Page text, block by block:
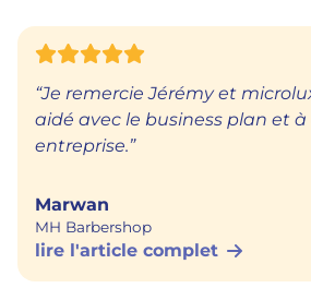
“Je remercie Jérémy et
aidé avec le business plan et
entreprise.”
Marwan
MH Barbershop
lire l'article complet